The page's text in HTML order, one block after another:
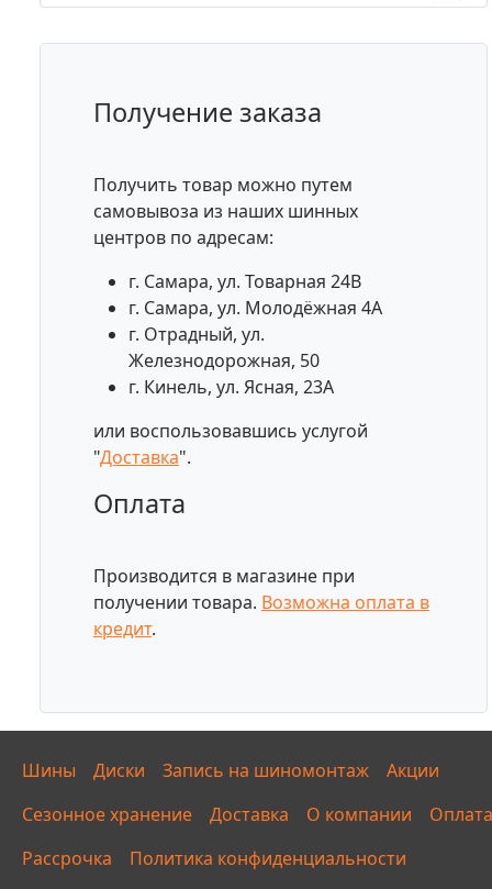
Получение заказа
Получить товар можно путем
самовывоза из наших шинных
центров по адресам:
г. Самара, ул. Товарная 24В
г. Самара, ул. Молодёжная 4А
г. Отрадный, ул.
Железнодорожная, 50
г. Кинель, ул. Ясная, 23А
или воспользовавшись услугой
"Доставка".
Оплата
Производится в магазине при
получении товара. Возможна оплата в
кредит.
Шины Диски Запись на шиномонтаж
Акции
Сезонное хранение
Доставка О компании
Оплата
Рассрочка
Политика конфиденциальности